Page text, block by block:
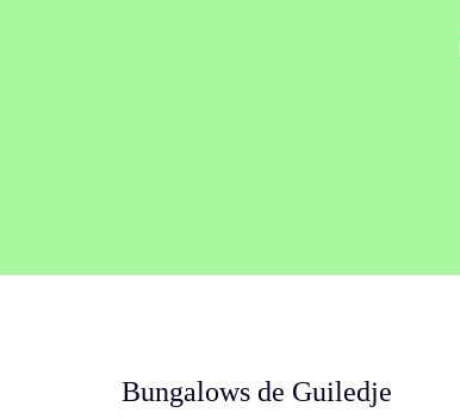
Bungalows de Guiledje